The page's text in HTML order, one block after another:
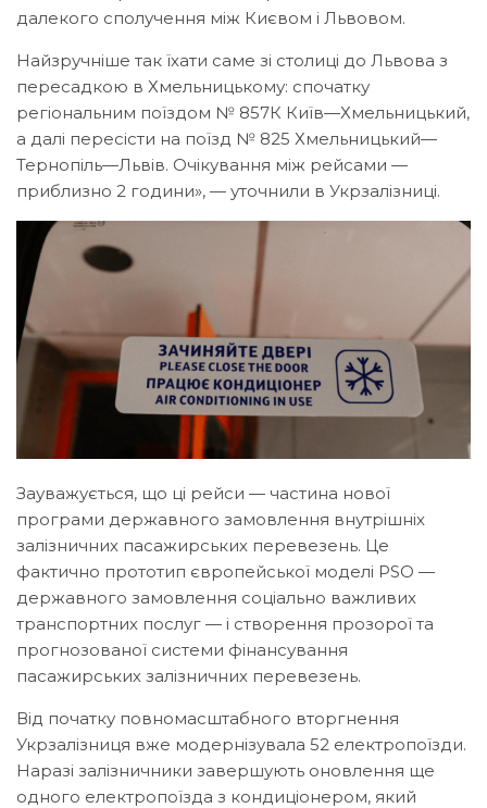
далекого сполучення між Києвом і Львовом.
Найзручніше так їхати саме зі столиці до Львова з
пересадкою в Хмельницькому: спочатку
регіональним поїздом № 857К Київ—Хмельницький,
а далі пересісти на поїзд № 825 Хмельницький—
Тернопіль—Львів. Очікування між рейсами —
приблизно 2 години», — уточнили в Укрзалізниці.
Зауважується, що ці рейси — частина нової
програми державного замовлення внутрішніх
залізничних пасажирських перевезень. Це
фактично прототип європейської моделі PSO —
державного замовлення соціально важливих
транспортних послуг — і створення прозорої та
прогнозованої системи фінансування
пасажирських залізничних перевезень.
Від початку повномасштабного вторгнення
Укрзалізниця вже модернізувала 52 електропоїзди.
Наразі залізничники завершують оновлення ще
одного електропоїзда з кондиціонером, який